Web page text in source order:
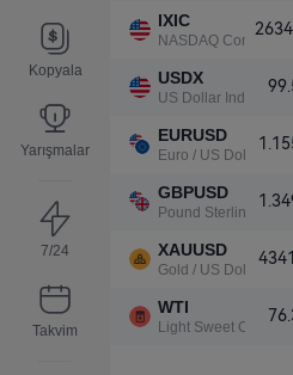
Kopyala
Yarışmalar
7/24
Takvim
IXIC
NASDAQ Composite
USDX
US Dollar Index
EURUSD
Euro / US Dollar
GBPUSD
Pound Sterling / US
XAUUSD
Gold / US Dollar
WTI
Light Sweet Crude Oil